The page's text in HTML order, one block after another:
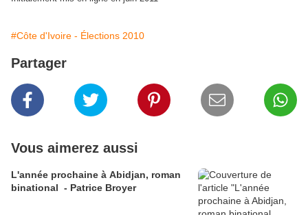
#Côte d'Ivoire - Élections 2010
Partager
Vous aimerez aussi
L'année prochaine à Abidjan, roman
binational - Patrice Broyer